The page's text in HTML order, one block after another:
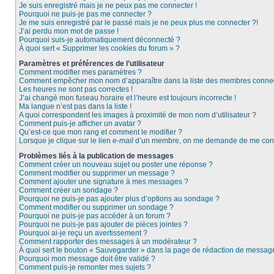
Je suis enregistré mais je ne peux pas me connecter !
Pourquoi ne puis-je pas me connecter ?
Je me suis enregistré par le passé mais je ne peux plus me connecter ?!
J’ai perdu mon mot de passe !
Pourquoi suis-je automatiquement déconnecté ?
À quoi sert « Supprimer les cookies du forum » ?
Paramètres et préférences de l’utilisateur
Comment modifier mes paramètres ?
Comment empêcher mon nom d’apparaître dans la liste des membres
Les heures ne sont pas correctes !
J’ai changé mon fuseau horaire et l’heure est toujours incorrecte !
Ma langue n’est pas dans la liste !
A quoi correspondent les images à proximité de mon nom d’utilisateur ?
Comment puis-je afficher un avatar ?
Qu’est-ce que mon rang et comment le modifier ?
Lorsque je clique sur le lien e-mail d’un membre, on me demande de me
Problèmes liés à la publication de messages
Comment créer un nouveau sujet ou poster une réponse ?
Comment modifier ou supprimer un message ?
Comment ajouter une signature à mes messages ?
Comment créer un sondage ?
Pourquoi ne puis-je pas ajouter plus d’options au sondage ?
Comment modifier ou supprimer un sondage ?
Pourquoi ne puis-je pas accéder à un forum ?
Pourquoi ne puis-je pas ajouter de pièces jointes ?
Pourquoi ai-je reçu un avertissement ?
Comment rapporter des messages à un modérateur ?
À quoi sert le bouton « Sauvegarder » dans la page de rédaction de
Pourquoi mon message doit être validé ?
Comment puis-je remonter mes sujets ?